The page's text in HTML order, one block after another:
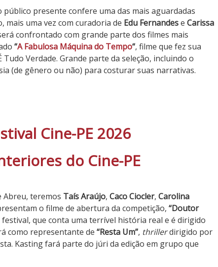
público presente confere uma das mais aguardadas
mais uma vez com curadoria de Edu Fernandese Carissa
confrontado com grande parte dos filmes mais
“A Fabulosa Máquina do Tempo“, filme que fez sua
Verdade. Grande parte da seleção, incluindo o
(de gênero ou não) para costurar suas narrativas.
Cine-PE 2026
do Cine-PE
Abreu, teremos Taís Araújo, Caco Ciocler, Carolina
o filme de abertura da competição, “Doutor
que conta uma terrível história real e é dirigido
como representante de “Resta Um”, thrillerdirigido por
Kasting fará parte do júri da edição em grupo que